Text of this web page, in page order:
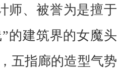
师、被誉为是擅于
的建筑界的女魔头
五指廊的造型气势